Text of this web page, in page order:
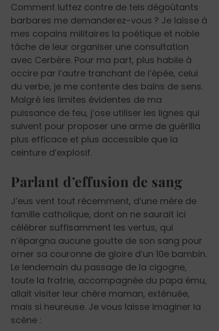
Comment luttez contre de tels dégoûtants
barbares me demanderez-vous ? Je laisse à
mes copains militaires la poétique et noble
tâche de leur organiser une consultation
avec Cerbère. Pour ma part, plus habile à
occire par l’autre tranchant de l’épée, celui
du verbe, je me contente des bains de sens.
Malgré les limites évidentes de ma
puissance de feu, j’ose utiliser les lignes qui
suivent pour proposer une arme de guérilla
plus efficace et plus accessible que la
ceinture d’explosif.
Parlant d’effusion de sang
J’eus vent tout récemment, d’une mère de
famille catholique, dont on ne saurait ici
célébrer suffisamment les vertus, qui
n’épargna aucune goutte de son sang pour
orner sa couronne de gloire d’un 10e bambin.
Le lendemain du passage de la cigogne,
toute la fratrie, accompagnée du papa ému,
allait visiter leur chère maman, exténuée,
mais si heureuse. Je vous laisse imaginer la
scène :